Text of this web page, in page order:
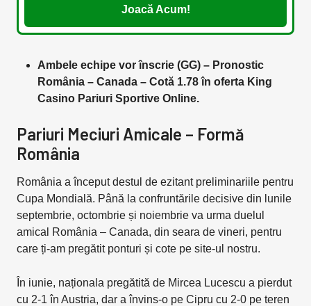
Joacă Acum!
Ambele echipe vor înscrie (GG) – Pronostic
România – Canada – Cotă 1.78 în oferta King
Casino Pariuri Sportive Online.
Pariuri Meciuri Amicale – Formă
România
România a început destul de ezitant preliminariile pentru
Cupa Mondială. Până la confruntările decisive din lunile
septembrie, octombrie și noiembrie va urma duelul
amical România – Canada, din seara de vineri, pentru
care ți-am pregătit ponturi și cote pe site-ul nostru.
În iunie, naționala pregătită de Mircea Lucescu a pierdut
cu 2-1 în Austria, dar a învins-o pe Cipru cu 2-0 pe teren